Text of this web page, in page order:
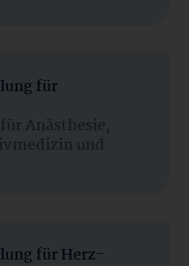
für
Anästhesie,
und
für Herz-